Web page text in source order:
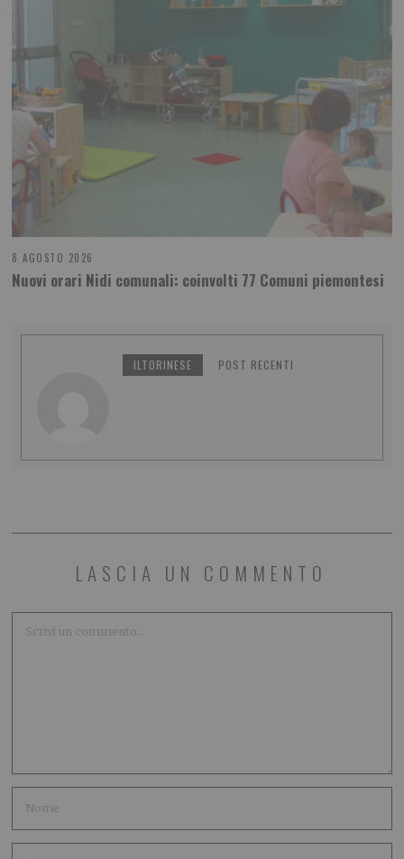
8 AGOSTO 2026
Nuovi orari Nidi comunali: coinvolti 77 Comuni piemontesi
ILTORINESE POST RECENTI
LASCIA UN COMMENTO